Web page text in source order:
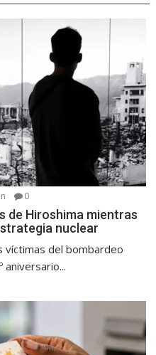
0
de Hiroshima mientras
nuclear
víctimas del bombardeo
aniversario...